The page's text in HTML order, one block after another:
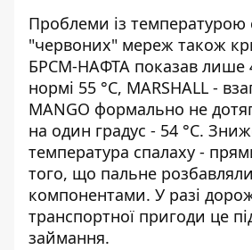
Проблеми із температурою
"червоних" мереж також
БРСМ-НАФТА показав лише
нормі 55 °С, MARSHALL -
MANGO формально не
на один градус - 54 °С.
температура спалаху -
того, що пальне
компонентами. У разі
транспортної пригоди це
займання.